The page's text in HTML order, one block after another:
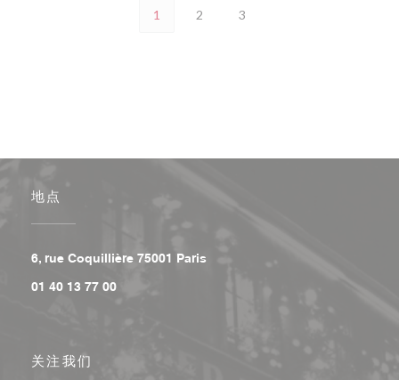
1 2 3
地点
6, rue Coquillière 75001 Paris
01 40 13 77 00
关注我们